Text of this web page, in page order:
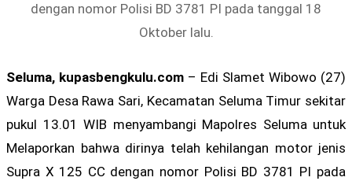
dengan nomor Polisi BD 3781 PI pada tanggal 18
Oktober lalu.
Seluma, kupasbengkulu.com – Edi Slamet Wibowo (27)
Warga Desa Rawa Sari, Kecamatan Seluma Timur sekitar
pukul 13.01 WIB menyambangi Mapolres Seluma untuk
Melaporkan bahwa dirinya telah kehilangan motor jenis
Supra X 125 CC dengan nomor Polisi BD 3781 PI pada